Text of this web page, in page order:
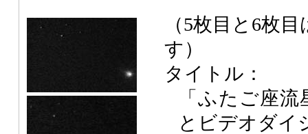
（5枚目と6枚
す）
タイトル：
「ふたご座
とビデオダイ